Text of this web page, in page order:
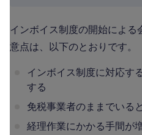
インボイス制度の開始による
意点は、以下のとおりです。
インボイス制度に対応す
する
免税事業者のままでいる
経理作業にかかる手間が